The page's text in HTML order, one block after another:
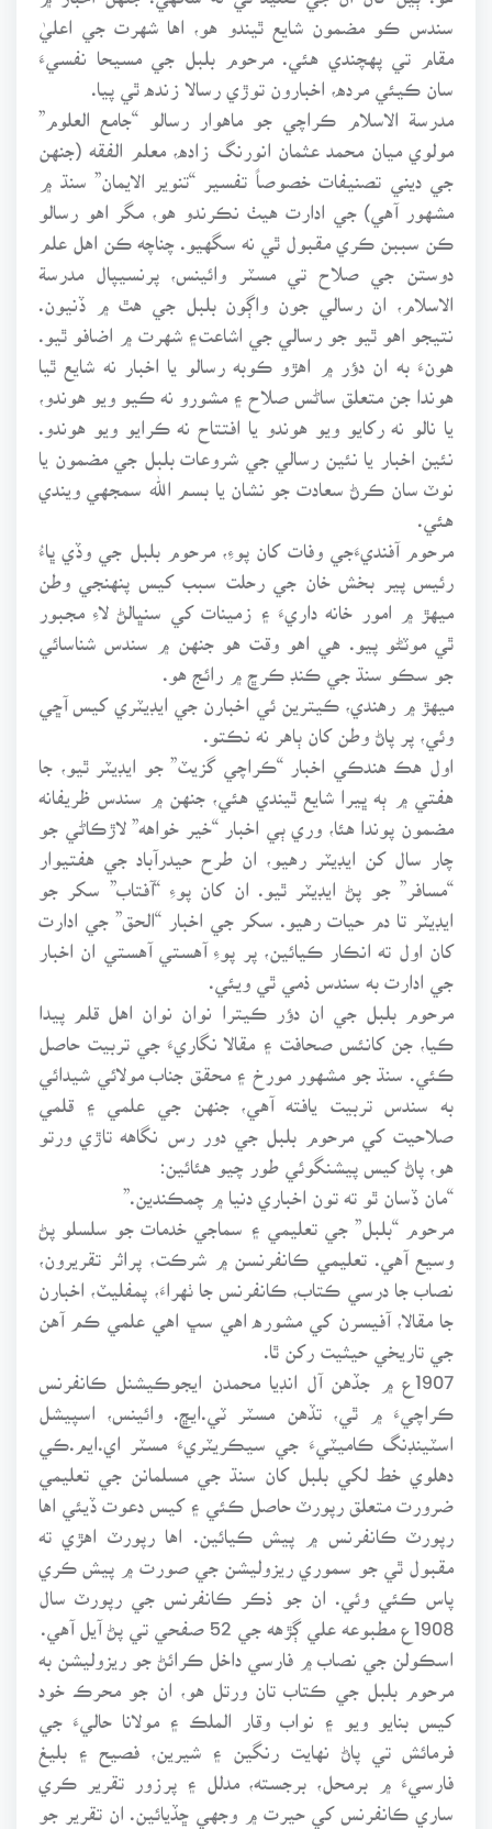
سندس ڪو مضمون شايع ٿيندو هو، اها شهرت جي اعليٰ
مقام تي پهچندي هئي. مرحوم بلبل جي مسيحا نفسيءَ
سان ڪيئي مرده، اخبارون توڙي رسالا زنده ٿي پيا.
مدرسة الاسلام ڪراچي جو ماهوار رسالو “جامع العلوم”
مولوي ميان محمد عثمان انورنگ زاده، معلم الفقه (جنهن
جي ديني تصنيفات خصوصاً تفسير “تنوير الايمان” سنڌ ۾
مشهور آهي) جي ادارت هيٺ نڪرندو هو، مگر اهو رسالو
ڪن سببن ڪري مقبول ٿي نه سگهيو. چناچه ڪن اهل علم
دوستن جي صلاح تي مسٽر وائينس، پرنسيپال مدرسة
الاسلام، ان رسالي جون واڳون بلبل جي هٿ ۾ ڏنيون.
نتيجو اهو ٿيو جو رسالي جي اشاعت۽ شهرت ۾ اضافو ٿيو.
هونءَ به ان دؤر ۾ اهڙو ڪوبه رسالو يا اخبار نه شايع ٿيا
هوندا جن متعلق ساڻس صلاح ۽ مشورو نه ڪيو ويو هوندو،
يا نالو نه رکايو ويو هوندو يا افتتاح نه ڪرايو ويو هوندو.
نئين اخبار يا نئين رسالي جي شروعات بلبل جي مضمون يا
نوٽ سان ڪرڻ سعادت جو نشان يا بسم الله سمجهي ويندي
مرحوم آفنديءَجي وفات کان پوءِ، مرحوم بلبل جي وڏي ڀاءُ
رئيس پير بخش خان جي رحلت سبب کيس پنهنجي وطن
ميهڙ ۾ امور خانه داريءَ ۽ زمينات کي سنڀالڻ لاءِ مجبور
ٿي موٽڻو پيو. هي اهو وقت هو جنهن ۾ سندس شناسائي
جو سڪو سنڌ جي ڪنڊ ڪرڇ ۾ رائج هو.
ميهڙ ۾ رهندي، ڪيترين ئي اخبارن جي ايڊيٽري کيس آڇي
وئي، پر پاڻ وطن کان ٻاهر نه نڪتو.
اول هڪ هندڪي اخبار “ڪراچي گزيٽ” جو ايڊيٽر ٿيو، جا
هفتي ۾ ٻه ڀيرا شايع ٿيندي هئي، جنهن ۾ سندس ظريفانه
مضمون پوندا هئا، وري ٻي اخبار “خير خواهه” لاڙڪاڻي جو
چار سال کن ايڊيٽر رهيو، ان طرح حيدرآباد جي هفتيوار
“مسافر” جو پڻ ايڊيٽر ٿيو. ان کان پوءِ “آفتاب” سکر جو
ايڊيٽر تا دم حيات رهيو. سکر جي اخبار “الحق” جي ادارت
کان اول ته انڪار ڪيائين، پر پوءِ آهستي آهستي ان اخبار
جي ادارت به سندس ذمي ٿي ويئي.
مرحوم بلبل جي ان دؤر ڪيترا نوان نوان اهل قلم پيدا
ڪيا، جن کانئس صحافت ۽ مقالا نگاريءَ جي تربيت حاصل
ڪئي. سنڌ جو مشهور مورخ ۽ محقق جناب مولائي شيدائي
به سندس تربيت يافته آهي، جنهن جي علمي ۽ قلمي
صلاحيت کي مرحوم بلبل جي دور رس نگاهه تاڙي ورتو
هو، پاڻ کيس پيشنگوئي طور چيو هئائين:
“مان ڏسان ٿو ته تون اخباري دنيا ۾ چمڪندين.”
مرحوم “بلبل” جي تعليمي ۽ سماجي خدمات جو سلسلو پڻ
وسيع آهي. تعليمي ڪانفرنسن ۾ شرڪت، پراثر تقريرون،
نصاب جا درسي ڪتاب، ڪانفرنس جا ٺهراءَ، پمفليٽ، اخبارن
جا مقالا، آفيسرن کي مشوره اهي سڀ اهي علمي ڪم آهن
جي تاريخي حيثيت رکن ٿا.
1907ع ۾ جڏهن آل انڊيا محمدن ايجوڪيشنل ڪانفرنس
ڪراچيءَ ۾ ٿي، تڏهن مسٽر ٽي.ايڇ. وائينس، اسپيشل
اسٽينڊنگ ڪاميٽيءَ جي سيڪريٽريءَ مسٽر اي.ايم.ڪي
دهلوي خط لکي بلبل کان سنڌ جي مسلمانن جي تعليمي
ضرورت متعلق رپورٽ حاصل ڪئي ۽ کيس دعوت ڏيئي اها
رپورٽ ڪانفرنس ۾ پيش ڪيائين. اها رپورٽ اهڙي ته
مقبول ٿي جو سموري ريزوليشن جي صورت ۾ پيش ڪري
پاس ڪئي وئي. ان جو ذڪر ڪانفرنس جي رپورٽ سال
1908ع مطبوعه علي ڳڙهه جي 52 صفحي تي پڻ آيل آهي.
اسڪولن جي نصاب ۾ فارسي داخل ڪرائڻ جو ريزوليشن به
مرحوم بلبل جي ڪتاب تان ورتل هو، ان جو محرڪ خود
کيس بنايو ويو ۽ نواب وقار الملڪ ۽ مولانا حاليءَ جي
فرمائش تي پاڻ نهايت رنگين ۽ شيرين، فصيح ۽ بليغ
فارسيءَ ۾ برمحل، برجسته، مدلل ۽ پرزور تقرير ڪري
ساري ڪانفرنس کي حيرت ۾ وجهي ڇڏيائين. ان تقرير جو